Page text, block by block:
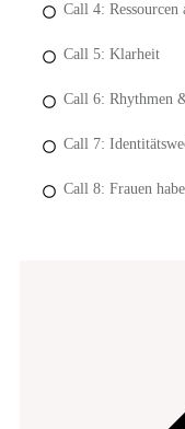
Call 4: Ressourcen
Call 5: Klarheit
Call 6: Rhythmen
Call 7:
Call 8: Frauen